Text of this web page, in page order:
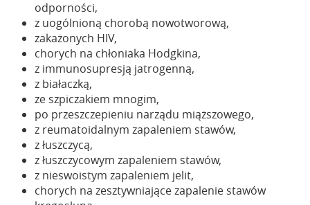
odporności,
z uogólnioną chorobą nowotworową,
zakażonych HIV,
chorych na chłoniaka Hodgkina,
z immunosupresją jatrogenną,
z białaczką,
ze szpiczakiem mnogim,
po przeszczepieniu narządu miąższowego,
z reumatoidalnym zapaleniem stawów,
z łuszczycą,
z łuszczycowym zapaleniem stawów,
z nieswoistym zapaleniem jelit,
chorych na zesztywniające zapalenie stawów